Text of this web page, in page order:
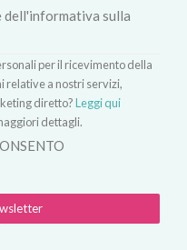
dell'informativa sulla
per il ricevimento della
relative a nostri servizi,
diretto?Leggi qui
dettagli.